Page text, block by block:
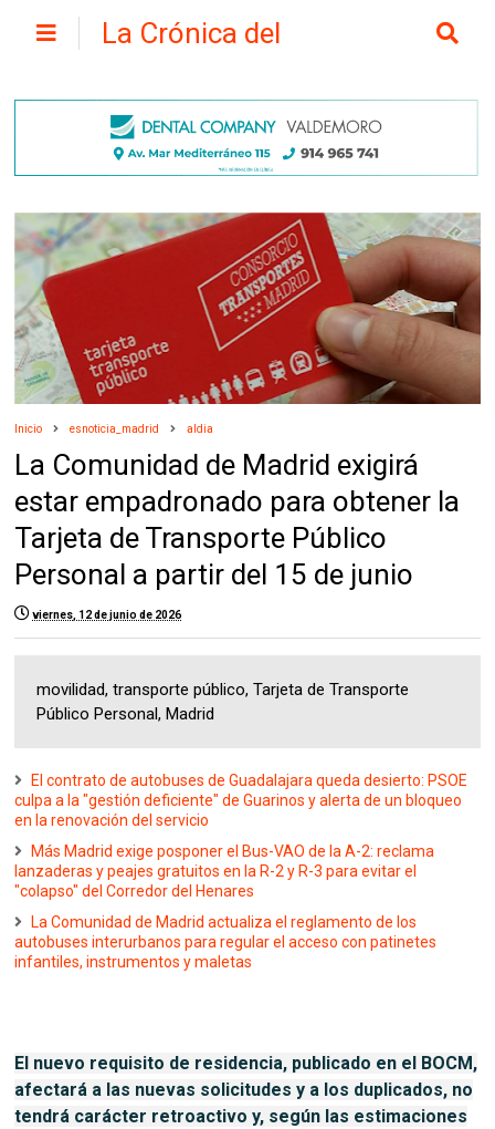
La Crónica del
Inicio esnoticia_madrid aldia
La Comunidad de Madrid exigirá
estar empadronado para obtener la
Tarjeta de Transporte Público
Personal a partir del 15 de junio
viernes, 12 de junio de 2026
movilidad, transporte público, Tarjeta de Transporte
Público Personal, Madrid
El contrato de autobuses de Guadalajara queda desierto: PSOE
culpa a la "gestión deficiente" de Guarinos y alerta de un bloqueo
en la renovación del servicio
Más Madrid exige posponer el Bus-VAO de la A-2: reclama
lanzaderas y peajes gratuitos en la R-2 y R-3 para evitar el
"colapso" del Corredor del Henares
La Comunidad de Madrid actualiza el reglamento de los
autobuses interurbanos para regular el acceso con patinetes
infantiles, instrumentos y maletas
El nuevo requisito de residencia, publicado en el BOCM,
afectará a las nuevas solicitudes y a los duplicados, no
tendrá carácter retroactivo y, según las estimaciones